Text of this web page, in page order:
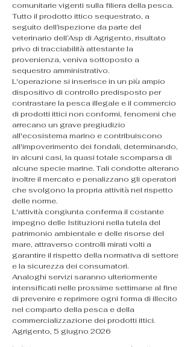
comunitarie vigenti sulla filiera della pesca.
Tutto il prodotto ittico sequestrato, a
seguito dell’ispezione da parte del
veterinario dell’Asp di Agrigento, risultato
privo di tracciabilità attestante la
provenienza, veniva sottoposto a
sequestro amministrativo.
L'operazione si inserisce in un più ampio
dispositivo di controllo predisposto per
contrastare la pesca illegale e il commercio
di prodotti ittici non conformi, fenomeni che
arrecano un grave pregiudizio
all'ecosistema marino e contribuiscono
all'impoverimento dei fondali, determinando,
in alcuni casi, la quasi totale scomparsa di
alcune specie marine. Tali condotte alterano
inoltre il mercato e penalizzano gli operatori
che svolgono la propria attività nel rispetto
delle norme.
L'attività congiunta conferma il costante
impegno delle Istituzioni nella tutela del
patrimonio ambientale e delle risorse del
mare, attraverso controlli mirati volti a
garantire il rispetto della normativa di settore
e la sicurezza dei consumatori.
Analoghi servizi saranno ulteriormente
intensificati nelle prossime settimane al fine
di prevenire e reprimere ogni forma di illecito
nel comparto della pesca e della
commercializzazione dei prodotti ittici.
Agrigento, 5 giugno 2026